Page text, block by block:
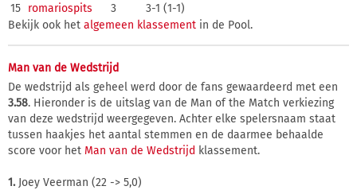
15 romariospits 3
3-1 (1-1)
Bekijk ook het algemeen klassement in de Pool.
Man van de Wedstrijd
De wedstrijd als geheel werd door de fans gewaardeerd met een
3.58. Hieronder is de uitslag van de Man of the Match verkiezing
van deze wedstrijd weergegeven. Achter elke spelersnaam staat
tussen haakjes het aantal stemmen en de daarmee behaalde
score voor het Man van de Wedstrijd klassement.
1.Joey Veerman (22 -> 5,0)